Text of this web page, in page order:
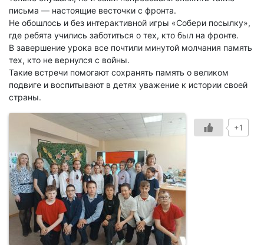
письма — настоящие весточки с фронта.
Не обошлось и без интерактивной игры «Собери посылку»,
где ребята учились заботиться о тех, кто был на фронте.
В завершение урока все почтили минутой молчания память
тех, кто не вернулся с войны.
Такие встречи помогают сохранять память о великом
подвиге и воспитывают в детях уважение к истории своей
страны.
+1